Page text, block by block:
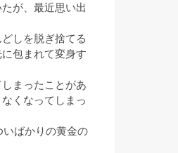
が、最近思い出
しを脱ぎ捨てる
包まれて変身す
まったことがあ
くなってしまっ
いばかりの黄金の